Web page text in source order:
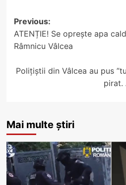
Post
navigation
Previous:
ATENȚIE! Se oprește apa
Râmnicu Vâlcea
Polițiștii din Vâlcea au pus
pirat.
Mai multe știri